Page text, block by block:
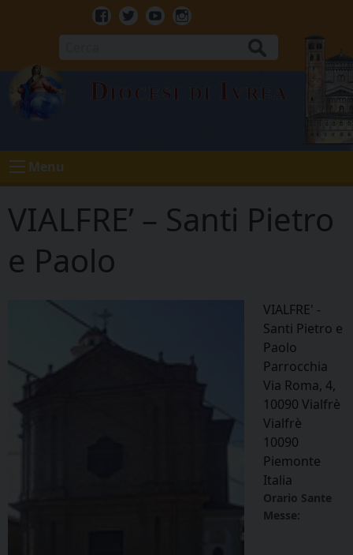
Facebook
TwitterYoutubeInstagram
Diocesi di Ivrea
Menu
VIALFRE’ – Santi Pietro
e Paolo
VIALFRE' -
Santi Pietro e
Paolo
Parrocchia
Via Roma, 4,
10090 Vialfrè
Vialfrè
10090
Piemonte
Italia
Orario Sante
Messe: